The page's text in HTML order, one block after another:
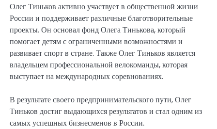
Олег Тиньков активно участвует в общественной жизни
России и поддерживает различные благотворительные
проекты. Он основал фонд Олега Тинькова, который
помогает детям с ограниченными возможностями и
развивает спорт в стране. Также Олег Тиньков является
владельцем профессиональной велокоманды, которая
выступает на международных соревнованиях.
В результате своего предпринимательского пути, Олег
Тиньков достиг выдающихся результатов и стал одним из
самых успешных бизнесменов в России.